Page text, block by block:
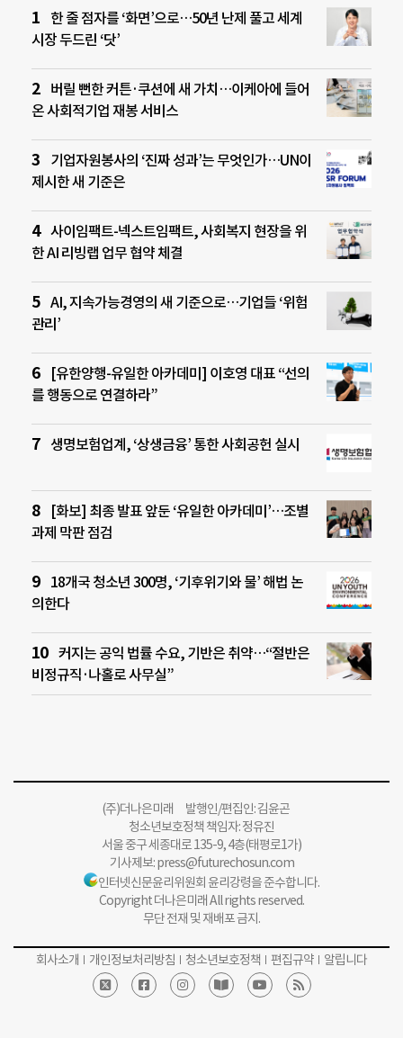
한 줄 점자를 ‘화면’으로…50년 난제 풀고 세계
시장 두드린 ‘닷’
버릴 뻔한 커튼·쿠션에 새 가치…이케아에 들어
온 사회적기업 재봉 서비스
기업자원봉사의 ‘진짜 성과’는 무엇인가…UN이
제시한 새 기준은
사이임팩트-넥스트임팩트, 사회복지 현장을 위
한 AI 리빙랩 업무 협약 체결
AI, 지속가능경영의 새 기준으로…기업들 ‘위험
관리’
[유한양행-유일한 아카데미] 이호영 대표 “선의
를 행동으로 연결하라”
생명보험업계, ‘상생금융’ 통한 사회공헌 실시
[화보] 최종 발표 앞둔 ‘유일한 아카데미’…조별
과제 막판 점검
18개국 청소년 300명, ‘기후위기와 물’ 해법 논
의한다
커지는 공익 법률 수요, 기반은 취약…“절반은
비정규직·나홀로 사무실”
(주)더나은미래 발행인/편집인: 김윤곤
청소년보호정책 책임자: 정유진
서울 중구 세종대로 135-9, 4층(태평로1가)
기사제보:press@futurechosun.com
인터넷신문윤리위원회 윤리강령을 준수합니다.
Copyright 더나은미래 All rights reserved.
무단 전재 및 재배포 금지.
회사소개 개인정보처리방침 청소년보호정책 편집규약 알립니다